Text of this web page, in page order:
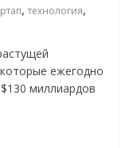
,технология,
ежегодно
миллиардов